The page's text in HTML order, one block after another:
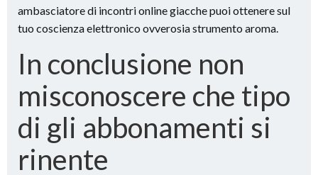
ambasciatore di incontri online giacche puoi ottenere sul
tuo coscienza elettronico ovverosia strumento aroma.
In conclusione non
misconoscere che tipo
di gli abbonamenti si
rinente